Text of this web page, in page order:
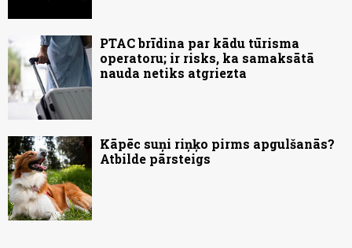
PTAC brīdina par kādu tūrisma
operatoru; ir risks, ka samaksātā
nauda netiks atgriezta
Kāpēc suņi riņķo pirms apgulšanās?
Atbilde pārsteigs